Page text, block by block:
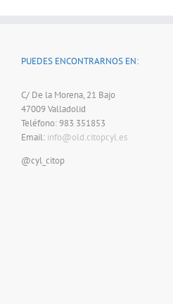
PUEDES ENCONTRARNOS EN:
C/ De la Morena, 21 Bajo
47009 Valladolid
Teléfono: 983 351853
Email: info@old.citopcyl.es
@cyl_citop